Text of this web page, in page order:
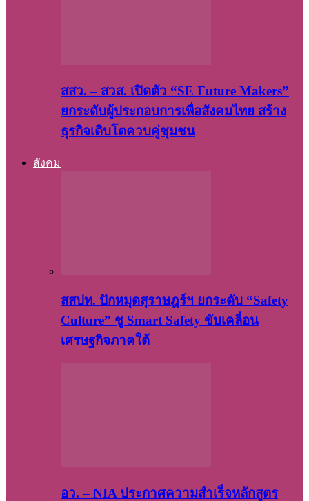
สสว. – สวส. เปิดตัว “SE Future Makers”
ยกระดับผู้ประกอบการเพื่อสังคมไทย สร้าง
ธุรกิจเติบโตควบคู่ชุมชน
สังคม
สสปท. ปักหมุดสุราษฎร์ฯ ยกระดับ “Safety
Culture” ชู Smart Safety ขับเคลื่อน
เศรษฐกิจภาคใต้
อว. – NIA ประกาศความสำเร็จหลักสูตร